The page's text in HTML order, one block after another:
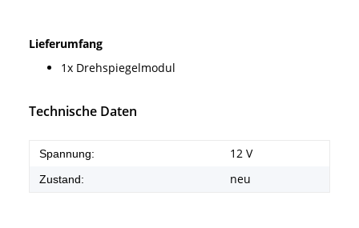
Lieferumfang
1x Drehspiegelmodul
Technische Daten
Spannung: 12 V
Zustand: neu